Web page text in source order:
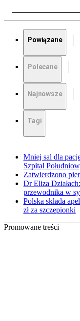
Powiązane
Polecane
Najnowsze
Tagi
Mniej sal dla
Szpital
Zatwierdzono
Dr Eliza
przewodnika w
Polska składa
zł za szczepionki
Promowane treści